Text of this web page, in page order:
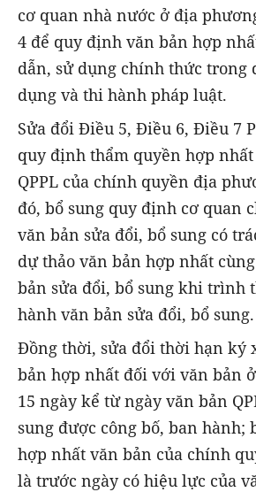
cơ quan nhà nước ở địa
4 để quy định văn bản hợp
dẫn, sử dụng chính thức trong
dụng và thi hành pháp luật.
Sửa đổi Điều 5, Điều 6, Điều 7
quy định thẩm quyền hợp
QPPL của chính quyền địa
đó, bổ sung quy định cơ quan
văn bản sửa đổi, bổ sung có
dự thảo văn bản hợp nhất
bản sửa đổi, bổ sung khi trình
hành văn bản sửa đổi, bổ sung.
Đồng thời, sửa đổi thời hạn ký
bản hợp nhất đối với văn bản
15 ngày kể từ ngày văn bản
sung được công bố, ban hành;
hợp nhất văn bản của chính
là trước ngày có hiệu lực của